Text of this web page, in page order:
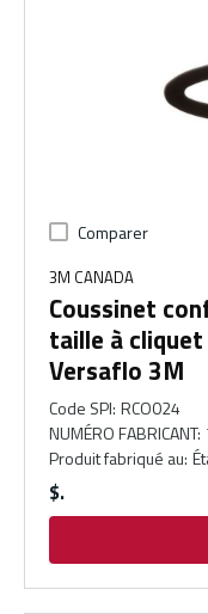
Comparer
3M CANADA
Coussinet
taille à
Versaflo 3M
Code SPI: RCO024
NUMÉRO FABRICANT:
Produit fabriqué au:
$